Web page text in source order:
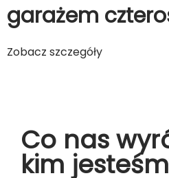
garażem
Zobacz szczegóły
Co nas
kim